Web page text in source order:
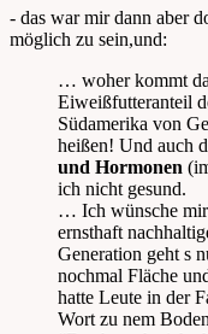
- das war mir dann aber
möglich zu sein,und:
… woher kommt
Eiweißfutteranteil
Südamerika von
heißen! Und auch
und Hormonen
ich nicht gesund.
… Ich wünsche mir
ernsthaft
Generation geht s
nochmal Fläche
hatte Leute in der
Wort zu nem